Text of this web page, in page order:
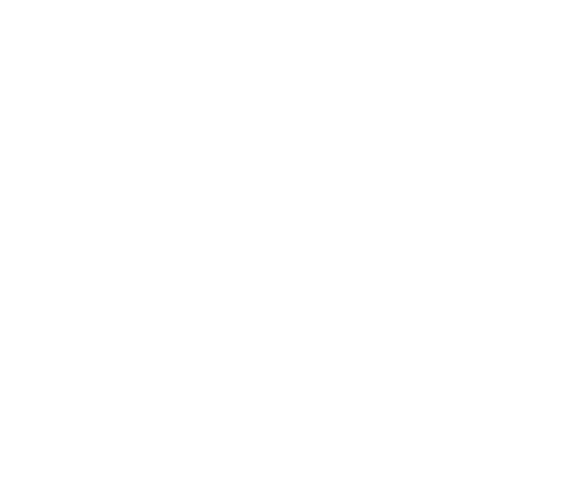
tevékenység volt. Azonban
az Úr útjai kifürkészhetetlenek.
súlyos égési sérüléseket
el számára az első kvantum
felgyorsította a gyógyulást, és